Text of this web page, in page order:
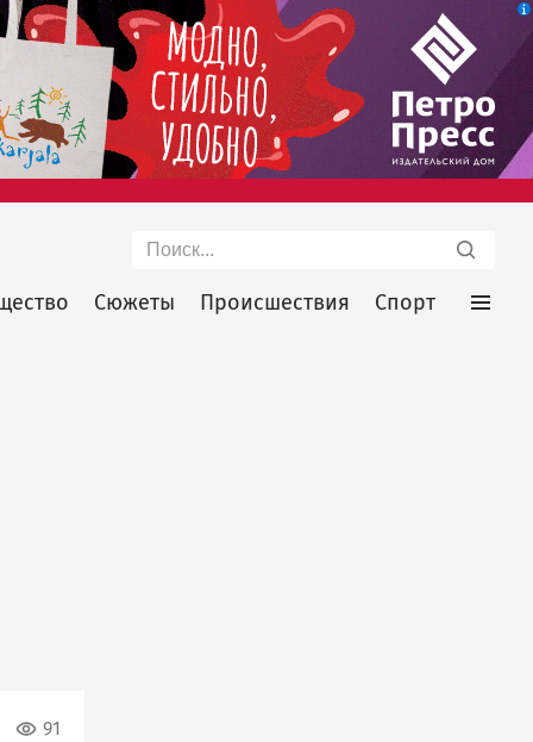
Поиск
Сюжеты Происшествия Спорт
91